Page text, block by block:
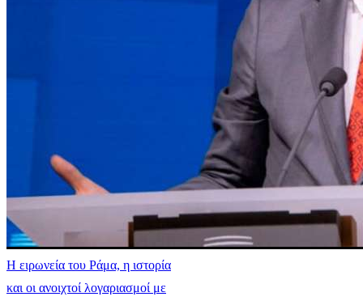
Η ειρωνεία του Ράμα, η ιστορία
και οι ανοιχτοί λογαριασμοί με